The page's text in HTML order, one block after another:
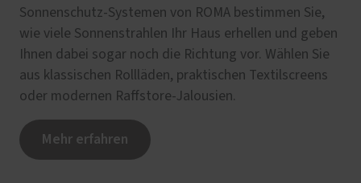
Sonnenschutz-Systemen von ROMA bestimmen Sie,
wie viele Sonnenstrahlen Ihr Haus erhellen und geben
Ihnen dabei sogar noch die Richtung vor. Wählen Sie
aus klassischen Rollläden, praktischen Textilscreens
oder modernen Raffstore-Jalousien.
Mehr erfahren